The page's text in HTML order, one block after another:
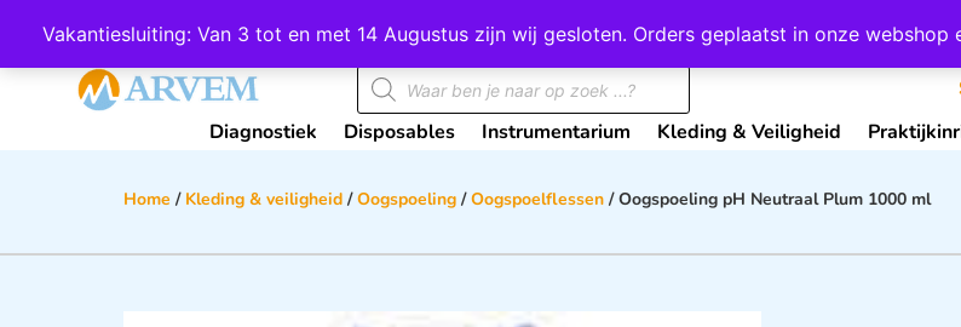
Vakantiesluiting: Van 3 tot en met 14 Augustus zijn wij gesloten. Orders geplaatst in onze
Wij scoren een 4,8 op Google
Diagnostiek Disposables Instrumentarium Kleding & Veiligheid
Home / Kleding & veiligheid /Oogspoeling /Oogspoelflessen / Oogspoeling pH Neutraal Plum 1000 ml